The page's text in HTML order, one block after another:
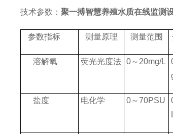
技术参数：聚一搏智慧养殖水质在线监测
参数指标 测量原理 测量范围
溶解氧 荧光光度法 0～ 20mg/L
盐度 电化学 0～70PSU